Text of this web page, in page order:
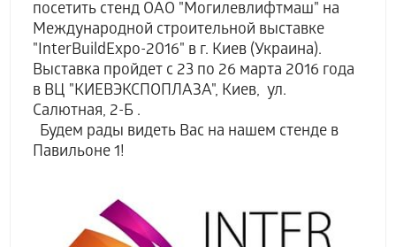
посетить стенд ОАО "Могилевлифтмаш" на
Международной строительной выставке
"InterBuildExpo-2016" в г. Киев (Украина).
Выставка пройдет с 23 по 26 марта 2016 года
в ВЦ "КИЕВЭКСПОПЛАЗА", Киев, ул.
Салютная, 2-Б .
Будем рады видеть Вас на нашем стенде в
Павильоне 1!